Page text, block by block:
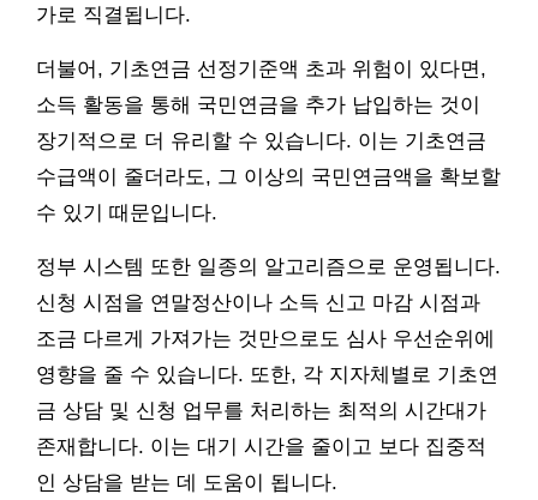
가로 직결됩니다.
더불어, 기초연금 선정기준액 초과 위험이 있다면,
소득 활동을 통해 국민연금을 추가 납입하는 것이
장기적으로 더 유리할 수 있습니다. 이는 기초연금
수급액이 줄더라도, 그 이상의 국민연금액을 확보할
수 있기 때문입니다.
정부 시스템 또한 일종의 알고리즘으로 운영됩니다.
신청 시점을 연말정산이나 소득 신고 마감 시점과
조금 다르게 가져가는 것만으로도 심사 우선순위에
영향을 줄 수 있습니다. 또한, 각 지자체별로 기초연
금 상담 및 신청 업무를 처리하는 최적의 시간대가
존재합니다. 이는 대기 시간을 줄이고 보다 집중적
인 상담을 받는 데 도움이 됩니다.